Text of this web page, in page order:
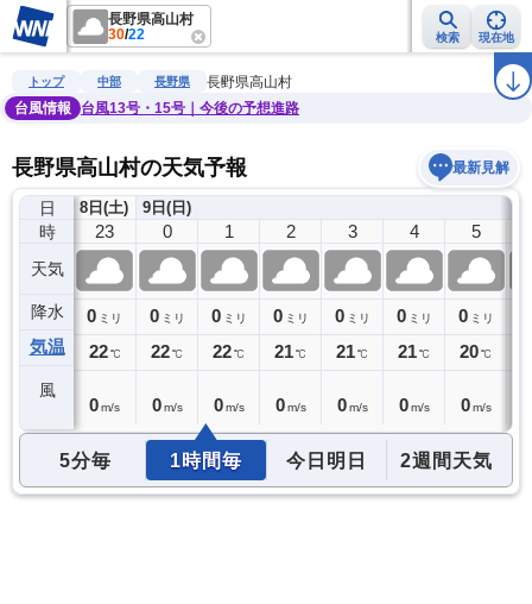
長野県高山村
30/22 検索 現在地
雨雲レーダー 台風情報 地震情報 ラ
トップ 中部 長野県
長野県高山村
台風情報
台風13号・15号｜今後の予想進路
長野県高山村の天気予報 最新見解
日
時
天気
降水
気温
風
8日(土)
22
0ミリ
22℃
23
0 ミリ
22 ℃
0m/s
9日(日)
0
0 ミリ
22℃
0 m/s
1
0 ミリ
22℃
0 m/s
2
0 ミリ
21℃
0 m/s
3
0 ミリ
21℃
0 m/s
4
0 ミリ
21℃
0 m/s
5
0 ミリ
20℃
0 m/s
5分毎 1時間毎 今日明日 2週間天気